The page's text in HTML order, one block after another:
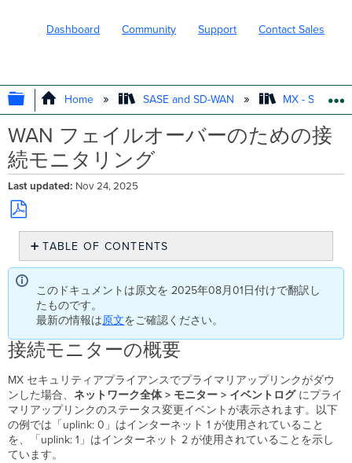
Dashboard Community Support Contact Sales
EXPAND/COLLAPSE GLOBAL
Home SASE and SD-WAN MX - Security
WAN フェイルオーバーのための接
続モニタリング
Last updated Nov 24, 2025
Save
PDF
TABLE OF CONTENTS
接
モ
ニ
タ
ー
の
概
要
フ
ェ
イ
このドキュメントは原文を 2025年08月01日付けで翻訳し
たものです。
最新の情報は原文をご確認ください。
接続モニターの概要
MX セキュリティアプライアンスでプライマリアップリンクがダウ
ンした場合、ネットワーク全体 > モニター > イベントログにプライ
マリアップリンクのステータス変更イベントが表示されます。以下
の例では「uplink: 0」はインターネット 1 が使用されていること
を、「uplink: 1」はインターネット 2 が使用されていることを示し
ています。